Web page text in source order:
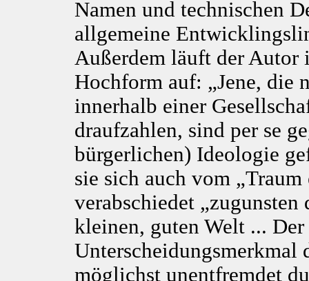
Namen und technischen
allgemeine
Außerdem läuft der
Hochform auf: „Jene, die
innerhalb einer
draufzahlen, sind per se
bürgerlichen) Ideologie
sie sich auch vom
verabschiedet „zugunsten
kleinen, guten Welt ...
Unterscheidungsmerkmal
möglichst unentfremdet